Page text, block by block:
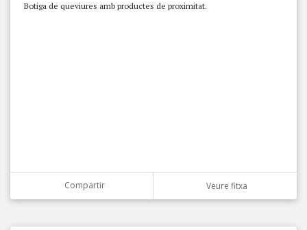
Botiga de queviures amb productes de proximitat.
Compartir Veure fitxa